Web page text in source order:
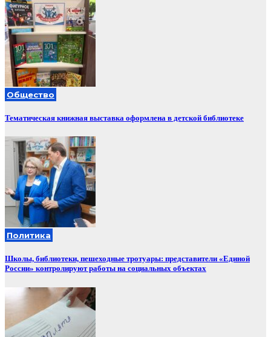
Общество
Тематическая книжная выставка оформлена в детской библиотеке
Политика
Школы, библиотеки, пешеходные тротуары: представители «Единой
России» контролируют работы на социальных объектах